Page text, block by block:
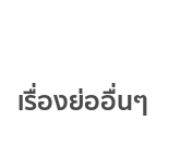
เรื่องย่ออื่นๆ